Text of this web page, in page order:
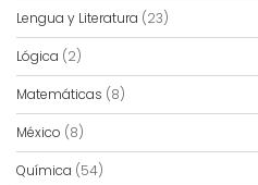
Lengua y Literatura (23)
Lógica (2)
Matemáticas (8)
México (8)
Química (54)